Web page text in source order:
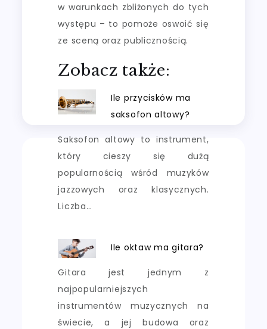
w warunkach zbliżonych do tych
występu – to pomoże oswoić się
ze sceną oraz publicznością.
Zobacz także:
Ile przycisków ma
saksofon altowy?
Saksofon altowy to instrument,
który cieszy się dużą
popularnością wśród muzyków
jazzowych oraz klasycznych.
Liczba…
Ile oktaw ma gitara?
Gitara jest jednym z
najpopularniejszych
instrumentów muzycznych na
świecie, a jej budowa oraz